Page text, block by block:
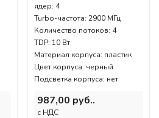
ядер: 4
Turbo-частота: 2900 МГц
Количество потоков: 4
TDP: 10 Вт
Материал корпуса: пластик
Цвет корпуса: черный
Подсветка корпуса: нет
987,00 руб..
c НДС